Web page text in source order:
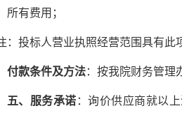
所有费用；
：投标人营业执照经营范围具有此
付款条件及方法：按我院财务管理
五、服务承诺 ：询价供应商就以